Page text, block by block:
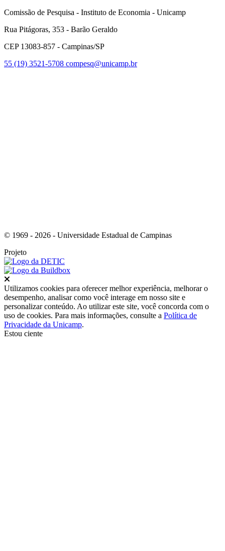
Comissão de Pesquisa - Instituto de Economia - Unicamp
Rua Pitágoras, 353 - Barão Geraldo
CEP 13083-857 - Campinas/SP
55 (19) 3521-5708 compesq@unicamp.br
© 1969 - 2026 - Universidade Estadual de Campinas
Projeto
Utilizamos cookies para oferecer melhor experiência, melhorar o
desempenho, analisar como você interage em nosso site e
personalizar conteúdo. Ao utilizar este site, você concorda com o
uso de cookies. Para mais informações, consulte a Política de
Privacidade da Unicamp.
Estou ciente